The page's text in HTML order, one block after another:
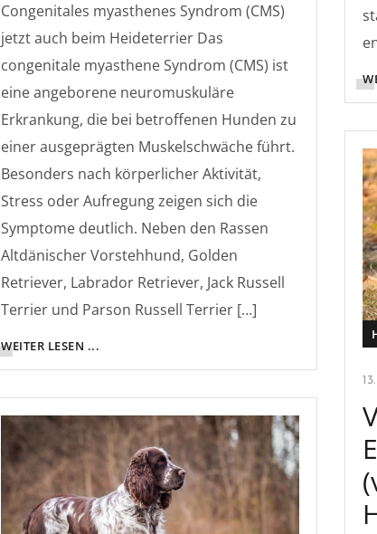
Congenitales myasthenes Syndrom (CMS)
jetzt auch beim Heideterrier Das
congenitale myasthene Syndrom (CMS) ist
eine angeborene neuromuskuläre
Erkrankung, die bei betroffenen Hunden zu
einer ausgeprägten Muskelschwäche führt.
Besonders nach körperlicher Aktivität,
Stress oder Aufregung zeigen sich die
Symptome deutlich. Neben den Rassen
Altdänischer Vorstehhund, Golden
Retriever, Labrador Retriever, Jack Russell
Terrier und Parson Russell Terrier […]
WEITER LESEN ...